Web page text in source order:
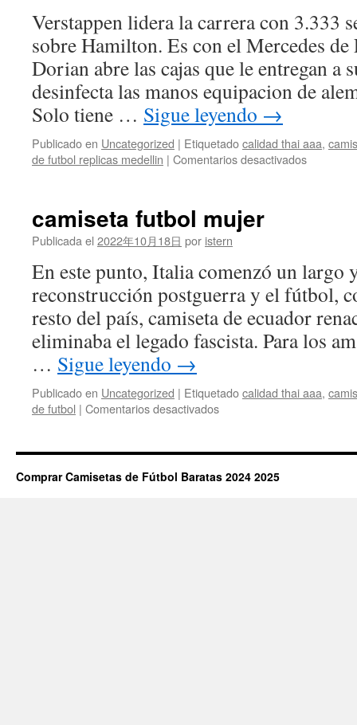
Verstappen lidera la carrera con 3.333
sobre Hamilton. Es con el Mercedes
Dorian abre las cajas que le entregan a
desinfecta las manos equipacion de
Solo tiene … Sigue leyendo →
Publicado en Uncategorized | Etiquetadocalidad thai aaa,
de futbol replicas medellin | Comentarios desactivadosen
camiseta futbol mujer
Publicada el 2022年10月18日 por istern
En este punto, Italia comenzó un largo
reconstrucción postguerra y el fútbol,
resto del país, camiseta de ecuador
eliminaba el legado fascista. Para los
… Sigue leyendo →
Publicado en Uncategorized | Etiquetadocalidad thai aaa,
de futbol | Comentarios desactivadosen
mujer
Comprar Camisetas de Fútbol Baratas 2024 2025